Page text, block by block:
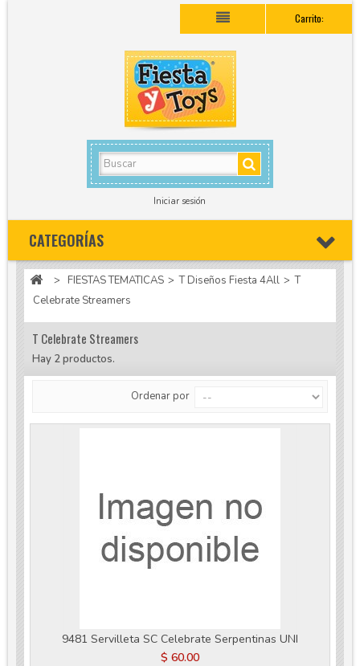
Carrito:
Iniciar sesión
CATEGORÍAS
> FIESTAS TEMATICAS > T Diseños Fiesta 4All > T
Celebrate Streamers
T Celebrate Streamers
Hay 2 productos.
Ordenar por
9481 Servilleta SC Celebrate Serpentinas UNI
$ 60.00